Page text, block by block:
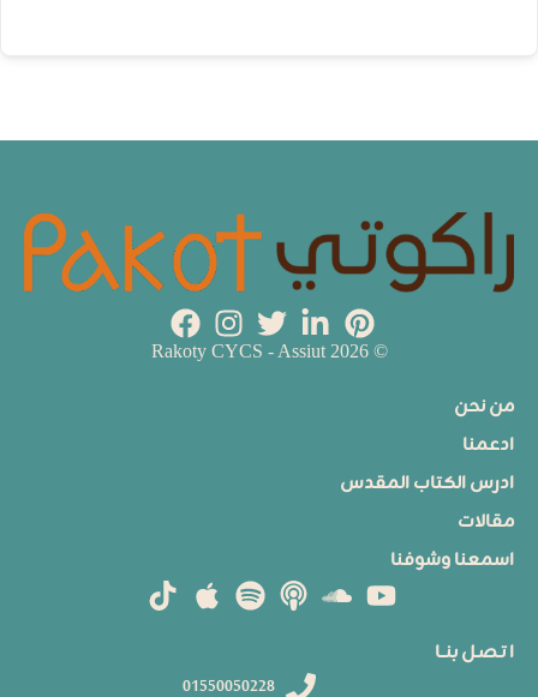
ا تـصـل بنــا
01550050228
من نحن
ادعمنا
ادرس الكتاب المقدس
مقالات
اسمعنا وشوفنا
© 2026 Rakoty CYCS - Assiut